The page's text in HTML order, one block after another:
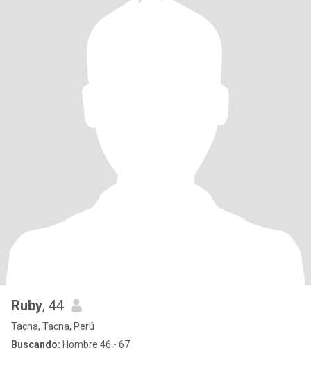
Ruby, 44
Tacna, Tacna, Perú
Buscando: Hombre 46 - 67